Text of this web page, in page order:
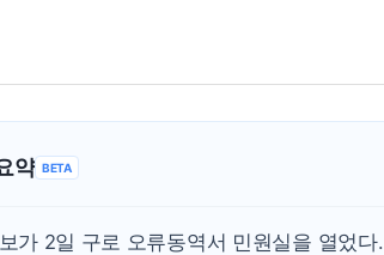
특
李 "
약 BETA
가 2일 구로 오류동역서 민원실을 열었다.